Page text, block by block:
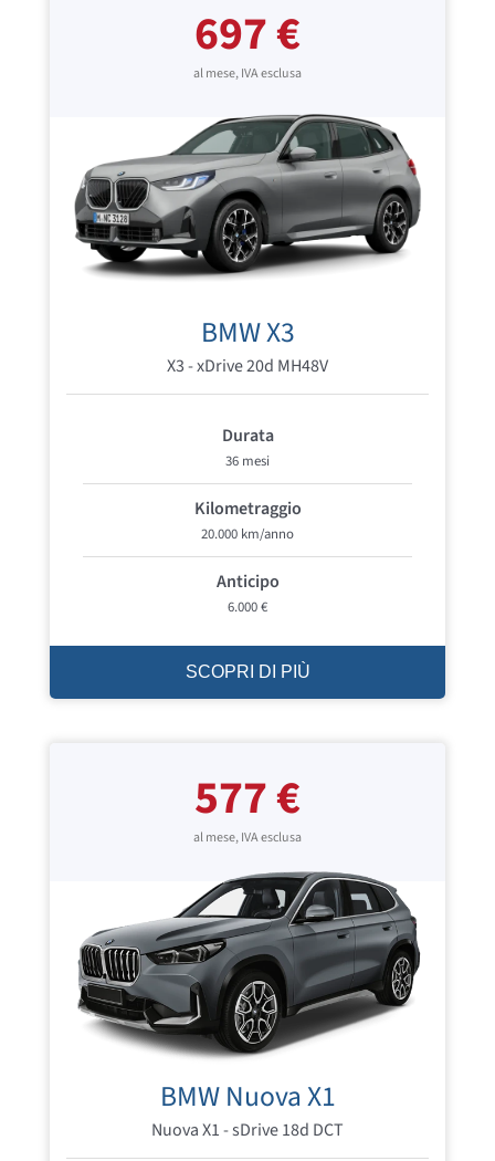
697 €
al mese, IVA esclusa
BMW X3
X3 - xDrive 20d MH48V
Durata
36 mesi
Kilometraggio
20.000 km/anno
Anticipo
6.000 €
SCOPRI DI PIÙ
577 €
al mese, IVA esclusa
BMW Nuova X1
Nuova X1 - sDrive 18d DCT